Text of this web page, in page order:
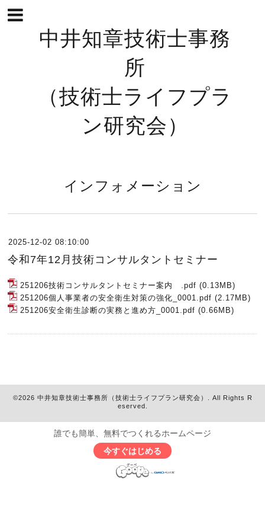
中井知章技術士事務
所
（技術士ライフプラ
ン研究会）
インフォメーション
2025-12-02 08:10:00
令和7年12月技術コンサルタントセミナー
251206技術コンサルタントセミナー案内 .pdf (0.13MB)
251206個人事業者の安全衛生対策の強化_0001.pdf (2.17MB)
251206安全衛生診断の実務と進め方_0001.pdf (0.66MB)
©2026 中井知章技術士事務所（技術士ライフプラン研究会）
. All Rights R
eserved.
誰でも簡単、無料でつくれるホームページ
今すぐはじめる